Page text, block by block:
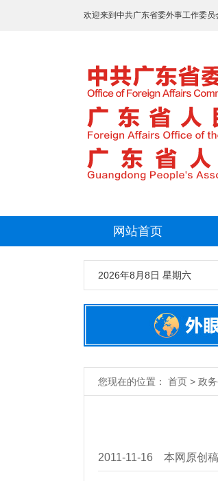
欢迎来到中共广东省委外事工作委员
网站首页
2026年8月8日 星期六
中共广东省
您现在的位置： 首页 > 政
2011-11-16 本网原创稿